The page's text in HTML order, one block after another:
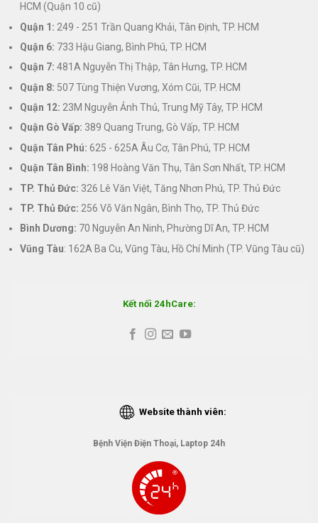
HCM (Quận 10 cũ)
Quận 1: 249 - 251 Trần Quang Khải, Tân Định, TP. HCM
Quận 6: 733 Hậu Giang, Bình Phú, TP. HCM
Quận 7: 481A Nguyễn Thị Thập, Tân Hưng, TP. HCM
Quận 8: 507 Tùng Thiện Vương, Xóm Cũi, TP. HCM
Quận 12: 23M Nguyễn Ảnh Thủ, Trung Mỹ Tây, TP. HCM
Quận Gò Vấp: 389 Quang Trung, Gò Vấp, TP. HCM
Quận Tân Phú: 625 - 625A Âu Cơ, Tân Phú, TP. HCM
Quận Tân Bình: 198 Hoàng Văn Thụ, Tân Sơn Nhất, TP. HCM
TP. Thủ Đức: 326 Lê Văn Việt, Tăng Nhơn Phú, TP. Thủ Đức
TP. Thủ Đức: 256 Võ Văn Ngân, Bình Thọ, TP. Thủ Đức
Bình Dương: 70 Nguyễn An Ninh, Phường Dĩ An, TP. HCM
Vũng Tàu: 162A Ba Cu, Vũng Tàu, Hồ Chí Minh (TP. Vũng Tàu cũ)
Kết nối 24hCare:
Website thành viên:
Bệnh Viện Điện Thoại, Laptop 24h